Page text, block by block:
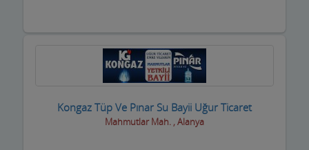
Kongaz Tüp Ve Pınar Su Bayii Uğur Ticaret
Mahmutlar Mah. , Alanya